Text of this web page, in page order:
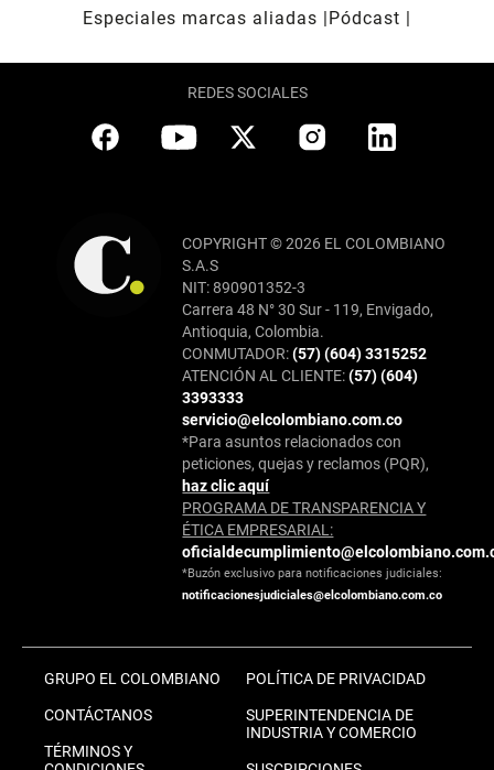
Especiales marcas aliadas
Pódcast
REDES SOCIALES
COPYRIGHT © 2026 EL COLOMBIANO
S.A.S
NIT: 890901352-3
Carrera 48 N° 30 Sur - 119, Envigado,
Antioquia, Colombia.
CONMUTADOR:(57) (604) 3315252
ATENCIÓN AL CLIENTE:(57) (604)
3393333
servicio@elcolombiano.com.co
*Para asuntos relacionados con
peticiones, quejas y reclamos (PQR),
haz clic aquí
PROGRAMA DE TRANSPARENCIA Y
ÉTICA EMPRESARIAL:
*Buzón exclusivo para notificaciones judiciales:
notificacionesjudiciales@elcolombiano.com.co
GRUPO EL COLOMBIANO
CONTÁCTANOS
TÉRMINOS Y
POLÍTICA DE PRIVACIDAD
SUPERINTENDENCIA DE
INDUSTRIA Y COMERCIO